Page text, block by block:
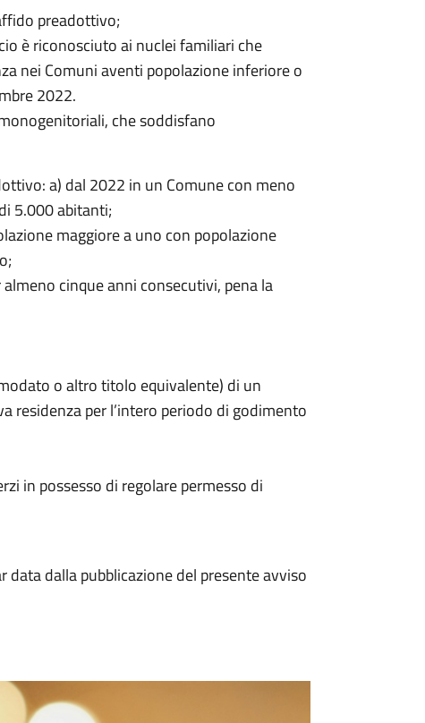
preadottivo;
è riconosciuto ai nuclei familiari che
nei Comuni aventi popolazione inferiore o
2022.
che soddisfano
a) dal 2022 in un Comune con meno
5.000 abitanti;
maggiore a uno con popolazione
cinque anni consecutivi, pena la
o altro titolo equivalente) di un
residenza per l’intero periodo di godimento
in possesso di regolare permesso di
dalla pubblicazione del presente avviso